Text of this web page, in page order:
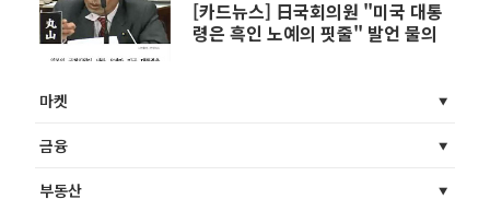
[카드뉴스] 日국회의원 "미국 대통
령은 흑인 노예의 핏줄" 발언 물의
마켓
금융
부동산